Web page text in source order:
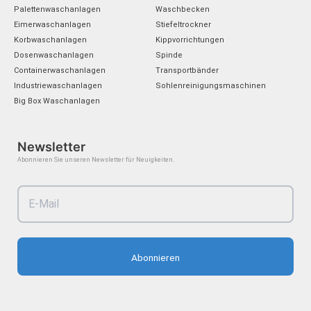
e
a
Palettenwaschanlagen
Eimerwaschanlagen
Korbwaschanlagen
Dosenwaschanlagen
Containerwaschanlagen
Industriewaschanlagen
Big Box Waschanlagen
Waschbecken
Stiefeltrockner
Kippvorrichtungen
Spinde
Transportbänder
Sohlenreinigungsmaschinen
Newsletter
Abonnieren Sie unseren Newsletter für Neuigkeiten.
Abonnieren